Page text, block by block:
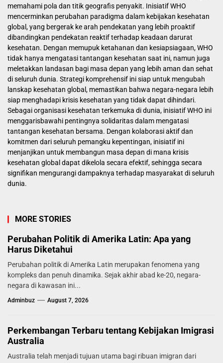
memahami pola dan titik geografis penyakit. Inisiatif WHO
mencerminkan perubahan paradigma dalam kebijakan kesehatan
global, yang bergerak ke arah pendekatan yang lebih proaktif
dibandingkan pendekatan reaktif terhadap keadaan darurat
kesehatan. Dengan memupuk ketahanan dan kesiapsiagaan, WHO
tidak hanya mengatasi tantangan kesehatan saat ini, namun juga
meletakkan landasan bagi masa depan yang lebih aman dan sehat
di seluruh dunia. Strategi komprehensif ini siap untuk mengubah
lanskap kesehatan global, memastikan bahwa negara-negara lebih
siap menghadapi krisis kesehatan yang tidak dapat dihindari.
Sebagai organisasi kesehatan terkemuka di dunia, inisiatif WHO ini
menggarisbawahi pentingnya solidaritas dalam mengatasi
tantangan kesehatan bersama. Dengan kolaborasi aktif dan
komitmen dari seluruh pemangku kepentingan, inisiatif ini
menjanjikan untuk membangun masa depan di mana krisis
kesehatan global dapat dikelola secara efektif, sehingga secara
signifikan mengurangi dampaknya terhadap masyarakat di seluruh
dunia.
MORE STORIES
Perubahan Politik di Amerika Latin: Apa yang
Harus Diketahui
Perubahan politik di Amerika Latin merupakan fenomena yang
kompleks dan penuh dinamika. Sejak akhir abad ke-20, negara-
negara di kawasan ini...
Adminbuz August 7, 2026
Perkembangan Terbaru tentang Kebijakan Imigrasi
Australia
Australia telah menjadi tujuan utama bagi ribuan imigran dari